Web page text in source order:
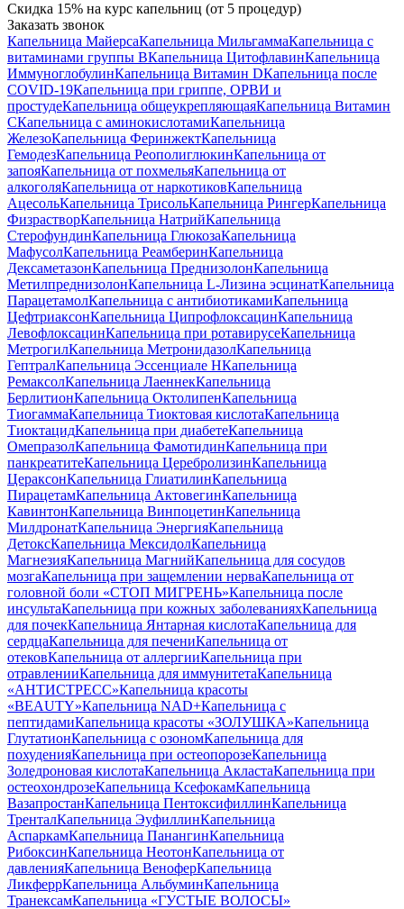
Скидка 15% на курс капельниц (от 5 процедур)
Заказать звонок
Капельница МайерсаКапельница МильгаммаКапельница с
витаминами группы BКапельница ЦитофлавинКапельница
ИммуноглобулинКапельница Витамин DКапельница после
COVID-19Капельница при гриппе, ОРВИ и
простудеКапельница общеукрепляющаяКапельница Витамин
CКапельница с аминокислотамиКапельница
ЖелезоКапельница ФеринжектКапельница
ГемодезКапельница РеополиглюкинКапельница от
запояКапельница от похмельяКапельница от
алкоголяКапельница от наркотиковКапельница
АцесольКапельница ТрисольКапельница РингерКапельница
ФизрастворКапельница НатрийКапельница
СтерофундинКапельница ГлюкозаКапельница
МафусолКапельница РеамберинКапельница
ДексаметазонКапельница ПреднизолонКапельница
МетилпреднизолонКапельница L-Лизина эсцинатКапельница
ПарацетамолКапельница с антибиотикамиКапельница
ЦефтриаксонКапельница ЦипрофлоксацинКапельница
ЛевофлоксацинКапельница при ротавирусеКапельница
МетрогилКапельница МетронидазолКапельница
ГептралКапельница Эссенциале НКапельница
РемаксолКапельница ЛаеннекКапельница
БерлитионКапельница ОктолипенКапельница
ТиогаммаКапельница Тиоктовая кислотаКапельница
ТиоктацидКапельница при диабетеКапельница
ОмепразолКапельница ФамотидинКапельница при
панкреатитеКапельница ЦеребролизинКапельница
ЦераксонКапельница ГлиатилинКапельница
ПирацетамКапельница АктовегинКапельница
КавинтонКапельница ВинпоцетинКапельница
МилдронатКапельница ЭнергияКапельница
ДетоксКапельница МексидолКапельница
МагнезияКапельница МагнийКапельница для сосудов
мозгаКапельница при защемлении нерваКапельница от
головной боли «СТОП МИГРЕНЬ»Капельница после
инсультаКапельница при кожных заболеванияхКапельница
для почекКапельница Янтарная кислотаКапельница для
сердцаКапельница для печениКапельница от
отековКапельница от аллергииКапельница при
отравленииКапельница для иммунитетаКапельница
«АНТИСТРЕСС»Капельница красоты
«BEAUTY»Капельница NAD+Капельница с
пептидамиКапельница красоты «ЗОЛУШКА»Капельница
ГлутатионКапельница с озономКапельница для
похуденияКапельница при остеопорозеКапельница
Золедроновая кислотаКапельница АкластаКапельница при
остеохондрозеКапельница КсефокамКапельница
ВазапростанКапельница ПентоксифиллинКапельница
ТренталКапельница ЭуфиллинКапельница
АспаркамКапельница ПанангинКапельница
РибоксинКапельница НеотонКапельница от
давленияКапельница ВеноферКапельница
ЛикферрКапельница АльбуминКапельница
ТранексамКапельница «ГУСТЫЕ ВОЛОСЫ»